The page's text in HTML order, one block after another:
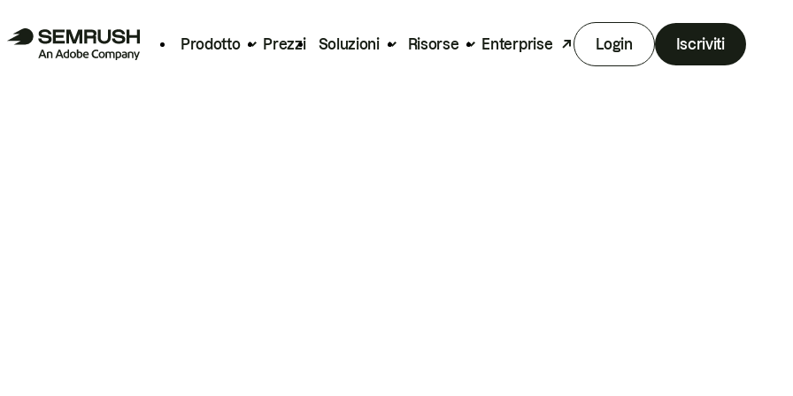
Prodotto Prezzi Soluzioni Risorse Enterprise Login Iscriviti